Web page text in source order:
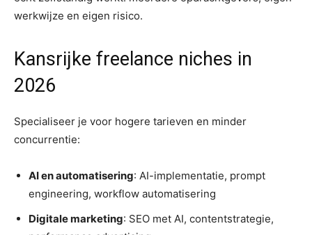
werkwijze en eigen risico.
Kansrijke freelance niches in
2026
Specialiseer je voor hogere tarieven en minder
concurrentie:
AI en automatisering: AI-implementatie, prompt
engineering, workflow automatisering
Digitale marketing: SEO met AI, contentstrategie,